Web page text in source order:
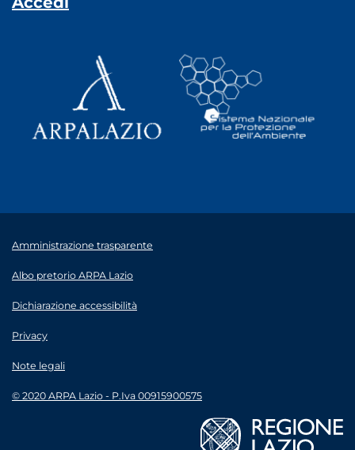
Amministrazione trasparente
Albo pretorio ARPA Lazio
Dichiarazione accessibilità
Privacy
Note legali
© 2020 ARPA Lazio - P.Iva 00915900575